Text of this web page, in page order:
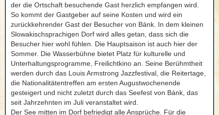
der die Ortschaft besuchende Gast herzlich empfangen wird.
So kommt der Gastgeber auf seine Kosten und wird ein
zurückkehrender Gast der Besucher von Bánk. In dem kleinen
Slowakischsprachigen Dorf wird alles getan, dass sich die
Besucher hier wohl fühlen. Die Hauptsaison ist auch hier der
Sommer. Die Wasserbühne bietet Platz für kulturelle und
Unterhaltungsprogramme, Freilichtkino an. Seine Berühmtheit
werden durch das Louis Armstrong Jazzfestival, die Reitertage,
die Nationalitätentreffen am ersten Augustwochenende
gesteigert und nicht zuletzt durch das Seefest von Bánk, das
seit Jahrzehnten im Juli veranstaltet wird.
Der See mitten im Dorf befriedigt alle Ansprüche. Für die